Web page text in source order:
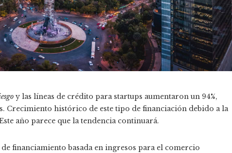
y las líneas de crédito para startups aumentaron un 94%,
Crecimiento histórico de este tipo de financiación debido a la
año parece que la tendencia continuará.
financiamiento basada en ingresos para el comercio